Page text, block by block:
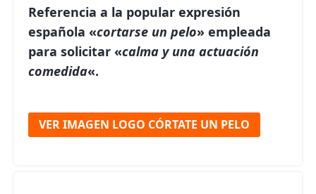
Referencia a la popular expresión
española «cortarse un pelo» empleada
para solicitar «calma y una actuación
comedida«.
VER IMAGEN LOGO CÓRTATE UN PELO